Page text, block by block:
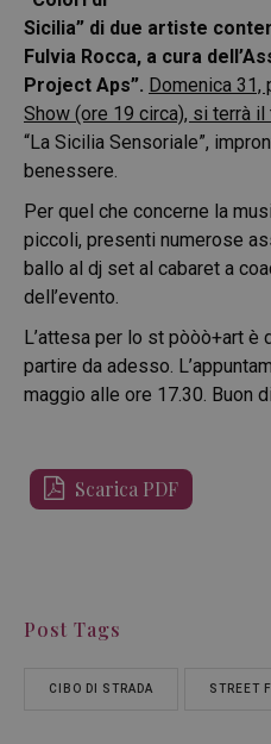
Sicilia” di due artiste
Fulvia Rocca, a cura
Project Aps”. Domenica 31,
Show (ore 19 circa), si terrà
“La Sicilia Sensoriale”,
benessere.
Per quel che concerne la
piccoli, presenti numerose
ballo al dj set al cabaret a
dell’evento.
L’attesa per lo st pòòò+art è
partire da adesso.
maggio alle ore 17.30. Buon
Scarica PDF
Post Tags
CIBO DI STRADA STREET